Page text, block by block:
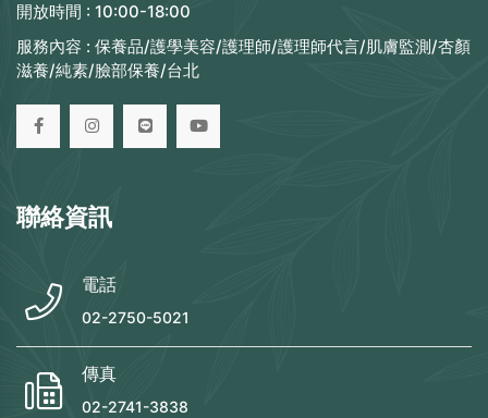
開放時間 : 10:00-18:00
服務內容 : 保養品/護學美容/護理師/護理師代言/肌膚監測/杏顏
滋養/純素/臉部保養/台北
聯絡資訊
電話
02-2750-5021
傳真
02-2741-3838